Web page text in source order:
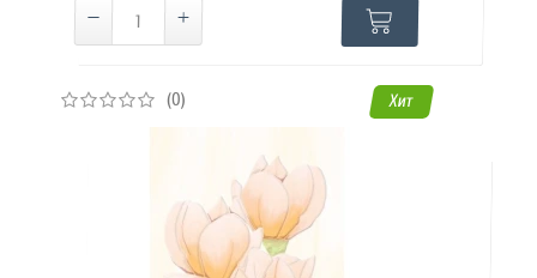
(0) Хит